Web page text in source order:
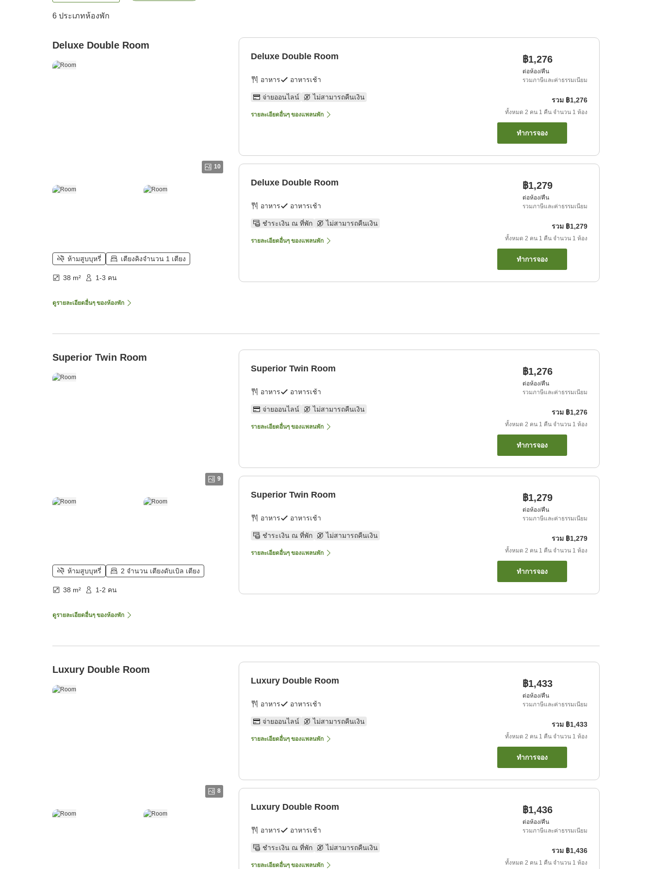
6 ประเภทห้องพัก
Deluxe Double Room
10
ห้ามสูบบุหรี่ เตียงคิงจำนวน 1 เตียง
38 m² 1-3 คน
ดูรายละเอียดอื่นๆ ของห้องพัก
Deluxe Double Room
อาหาร อาหารเช้า
จ่ายออนไลน์ ไม่สามารถคืนเงิน
รายละเอียดอื่นๆ ของแพลนพัก
฿1,276
ต่อห้อง/คืน
รวมภาษีและค่าธรรมเนียม
รวม ฿1,276
ทั้งหมด 2 คน 1 คืน จำนวน 1 ห้อง
ทำการจอง
Deluxe Double Room
อาหาร อาหารเช้า
ชำระเงิน ณ ที่พัก ไม่สามารถคืนเงิน
รายละเอียดอื่นๆ ของแพลนพัก
฿1,279
ต่อห้อง/คืน
รวมภาษีและค่าธรรมเนียม
รวม ฿1,279
ทั้งหมด 2 คน 1 คืน จำนวน 1 ห้อง
ทำการจอง
Superior Twin Room
9
ห้ามสูบบุหรี่ 2 จำนวน เตียงดับเบิล เตียง
38 m² 1-2 คน
ดูรายละเอียดอื่นๆ ของห้องพัก
Superior Twin Room
อาหาร อาหารเช้า
จ่ายออนไลน์ ไม่สามารถคืนเงิน
รายละเอียดอื่นๆ ของแพลนพัก
฿1,276
ต่อห้อง/คืน
รวมภาษีและค่าธรรมเนียม
รวม ฿1,276
ทั้งหมด 2 คน 1 คืน จำนวน 1 ห้อง
ทำการจอง
Superior Twin Room
อาหาร อาหารเช้า
ชำระเงิน ณ ที่พัก ไม่สามารถคืนเงิน
รายละเอียดอื่นๆ ของแพลนพัก
฿1,279
ต่อห้อง/คืน
รวมภาษีและค่าธรรมเนียม
รวม ฿1,279
ทั้งหมด 2 คน 1 คืน จำนวน 1 ห้อง
ทำการจอง
Luxury Double Room
8
Luxury Double Room
อาหาร อาหารเช้า
จ่ายออนไลน์ ไม่สามารถคืนเงิน
รายละเอียดอื่นๆ ของแพลนพัก
฿1,433
ต่อห้อง/คืน
รวมภาษีและค่าธรรมเนียม
รวม ฿1,433
ทั้งหมด 2 คน 1 คืน จำนวน 1 ห้อง
ทำการจอง
Luxury Double Room
อาหาร อาหารเช้า
ชำระเงิน ณ ที่พัก ไม่สามารถคืนเงิน
รายละเอียดอื่นๆ ของแพลนพัก
฿1,436
ต่อห้อง/คืน
รวมภาษีและค่าธรรมเนียม
รวม ฿1,436
ทั้งหมด 2 คน 1 คืน จำนวน 1 ห้อง